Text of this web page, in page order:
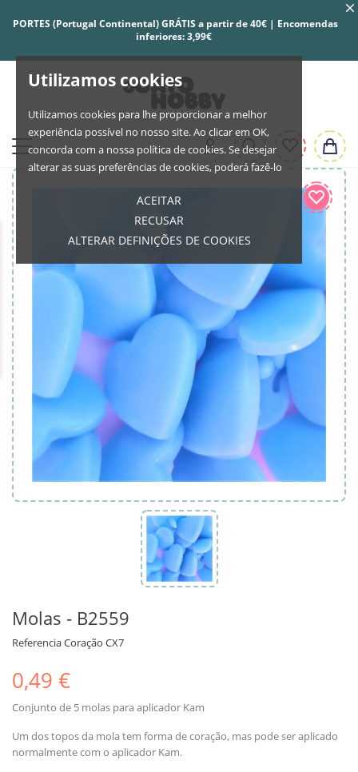
Utilizamos cookies
Utilizamos cookies para lhe proporcionar a melhor
experiência possível no nosso site. Ao clicar em OK,
concorda com a nossa política de cookies. Se desejar
alterar as suas preferências de cookies, poderá fazê-lo
ACEITAR
RECUSAR
ALTERAR DEFINIÇÕES DE COOKIES
PORTES (Portugal Continental) GRÁTIS a partir de 40€ | Encomendas
inferiores: 3,99€
Molas - B2559
ReferenciaCoração CX7
0,49 €
Conjunto de 5 molas para aplicador Kam
Um dos topos da mola tem forma de coração, mas pode ser aplicado
normalmente com o aplicador Kam.